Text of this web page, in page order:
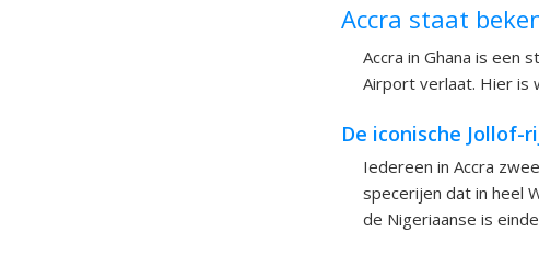
Accra staat
Accra in Ghana is een
Airport verlaat. Hier
De iconische Jollof-
Iedereen in Accra
specerijen dat in heel
de Nigeriaanse is